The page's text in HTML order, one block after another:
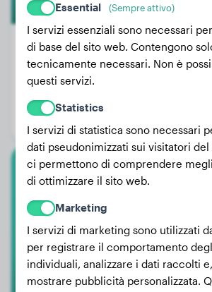
Peso:
Età:
Barbone Toy
Essential (Sempre attivo)
I servizi essenziali sono necessari
di base del sito web. Contengono
tecnicamente necessari. Non è
questi servizi.
Statistics
I servizi di statistica sono necessari
dati pseudonimizzati sui visitatori del
ci permettono di comprendere
di ottimizzare il sito web.
Marketing
I servizi di marketing sono utilizzati
per registrare il comportamento
individuali, analizzare i dati raccolti
mostrare pubblicità personalizzata.